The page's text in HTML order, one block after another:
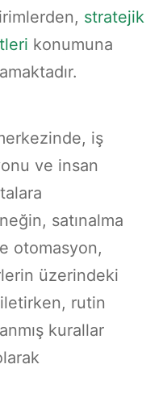
stratejik
konumuna
iş
ve insan
satınalma
otomasyon,
üzerindeki
rutin
kurallar